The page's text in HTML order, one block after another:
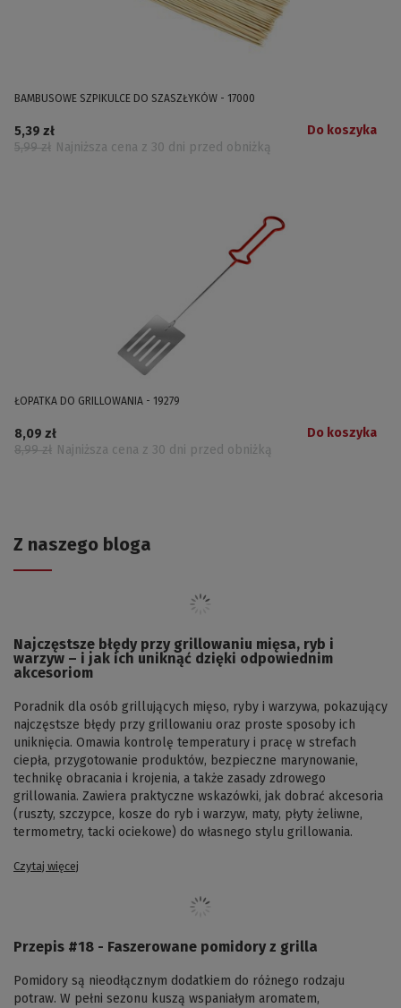
BAMBUSOWE SZPIKULCE DO SZASZŁYKÓW - 17000
5,39 zł
5,99 zł Najniższa cena z 30 dni przed obniżką
Do koszyka
ŁOPATKA DO GRILLOWANIA - 19279
8,09 zł
8,99 zł Najniższa cena z 30 dni przed obniżką
Do koszyka
Z naszego bloga
Najczęstsze błędy przy grillowaniu mięsa, ryb i
warzyw – i jak ich uniknąć dzięki odpowiednim
akcesoriom
Poradnik dla osób grillujących mięso, ryby i warzywa, pokazujący
najczęstsze błędy przy grillowaniu oraz proste sposoby ich
uniknięcia. Omawia kontrolę temperatury i pracę w strefach
ciepła, przygotowanie produktów, bezpieczne marynowanie,
technikę obracania i krojenia, a także zasady zdrowego
grillowania. Zawiera praktyczne wskazówki, jak dobrać akcesoria
(ruszty, szczypce, kosze do ryb i warzyw, maty, płyty żeliwne,
termometry, tacki ociekowe) do własnego stylu grillowania.
Czytaj więcej
Przepis #18 - Faszerowane pomidory z grilla
Pomidory są nieodłącznym dodatkiem do różnego rodzaju
potraw. W pełni sezonu kuszą wspaniałym aromatem,